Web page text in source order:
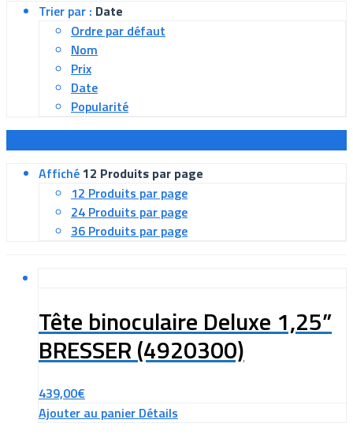
Trier par : Date
Ordre par défaut
Nom
Prix
Date
Popularité
Affiché 12 Produits par page
12 Produits par page
24 Produits par page
36 Produits par page
Tête binoculaire Deluxe 1,25”
BRESSER (4920300)
439,00€
Ajouter au panier Détails